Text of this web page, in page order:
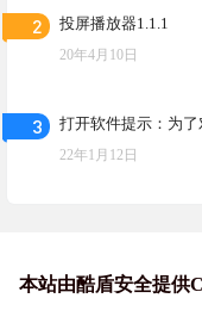
2 投屏播放器1.1.1
20年4月10日
3 打开软件提示：为
22年1月12日
本站由酷盾安全提供